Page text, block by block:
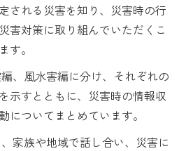
される災害を知り、災害時の行
害対策に取り組んでいただくこ
す。
、風水害編に分け、それぞれの
示すとともに、災害時の情報収
についてまとめています。
家族や地域で話し合い、災害に